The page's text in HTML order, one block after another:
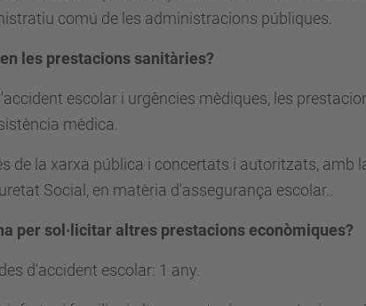
comú de les administracions públiques.
les prestacions sanitàries?
escolar i urgències mèdiques, les
mèdica.
de la xarxa pública i concertats i autoritzats, amb
Social, en matèria d'assegurança escolar..
per sol·licitar altres prestacions econòmiques?
d'accident escolar: 1 any.